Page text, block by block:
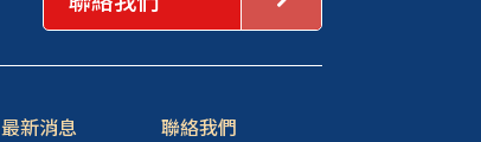
最新消息 聯絡我們